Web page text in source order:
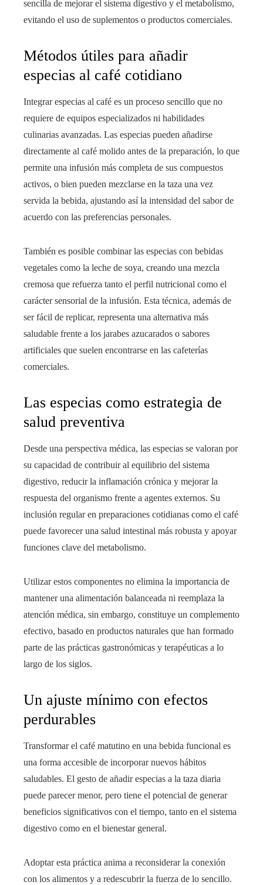
sencilla de mejorar el sistema digestivo y el metabolismo,
evitando el uso de suplementos o productos comerciales.
Métodos útiles para añadir
especias al café cotidiano
Integrar especias al café es un proceso sencillo que no
requiere de equipos especializados ni habilidades
culinarias avanzadas. Las especias pueden añadirse
directamente al café molido antes de la preparación, lo que
permite una infusión más completa de sus compuestos
activos, o bien pueden mezclarse en la taza una vez
servida la bebida, ajustando así la intensidad del sabor de
acuerdo con las preferencias personales.
También es posible combinar las especias con bebidas
vegetales como la leche de soya, creando una mezcla
cremosa que refuerza tanto el perfil nutricional como el
carácter sensorial de la infusión. Esta técnica, además de
ser fácil de replicar, representa una alternativa más
saludable frente a los jarabes azucarados o sabores
artificiales que suelen encontrarse en las cafeterías
comerciales.
Las especias como estrategia de
salud preventiva
Desde una perspectiva médica, las especias se valoran por
su capacidad de contribuir al equilibrio del sistema
digestivo, reducir la inflamación crónica y mejorar la
respuesta del organismo frente a agentes externos. Su
inclusión regular en preparaciones cotidianas como el café
puede favorecer una salud intestinal más robusta y apoyar
funciones clave del metabolismo.
Utilizar estos componentes no elimina la importancia de
mantener una alimentación balanceada ni reemplaza la
atención médica, sin embargo, constituye un complemento
efectivo, basado en productos naturales que han formado
parte de las prácticas gastronómicas y terapéuticas a lo
largo de los siglos.
Un ajuste mínimo con efectos
perdurables
Transformar el café matutino en una bebida funcional es
una forma accesible de incorporar nuevos hábitos
saludables. El gesto de añadir especias a la taza diaria
puede parecer menor, pero tiene el potencial de generar
beneficios significativos con el tiempo, tanto en el sistema
digestivo como en el bienestar general.
Adoptar esta práctica anima a reconsiderar la conexión
con los alimentos y a redescubrir la fuerza de lo sencillo.